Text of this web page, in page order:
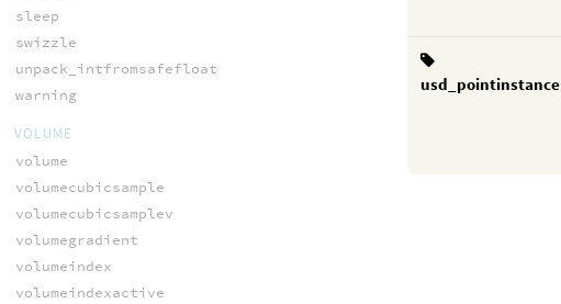
usd_pointinstance
sleep
swizzle
unpack_intfromsafefloat
warning
VOLUME
volume
volumecubicsample
volumecubicsamplev
volumegradient
volumeindex
volumeindexactive